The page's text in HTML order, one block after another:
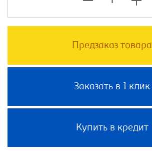
Предзаказ товара
Заказать в 1 клик
Купить в кредит